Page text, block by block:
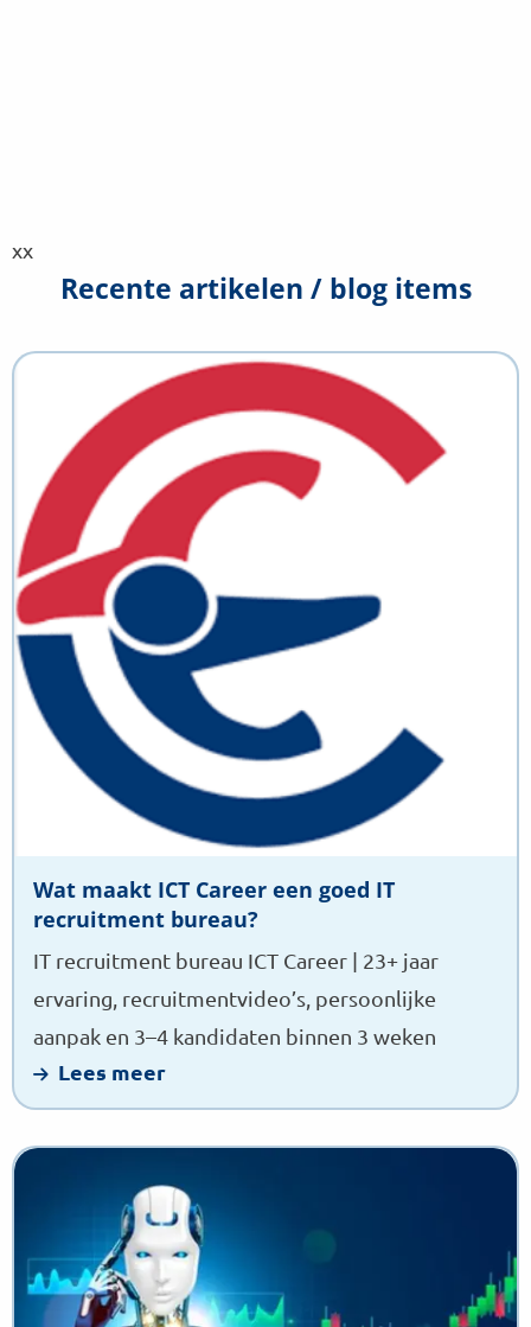
xx
Recente artikelen / blog items
Wat maakt ICT Career een goed IT
recruitment bureau?
IT recruitment bureau ICT Career | 23+ jaar
ervaring, recruitmentvideo’s, persoonlijke
aanpak en 3–4 kandidaten binnen 3 weken
Lees meer
Lees
maakt
ICT
Career
een
goed
IT
recruitment
bureau?
Lees
AI
recruitment